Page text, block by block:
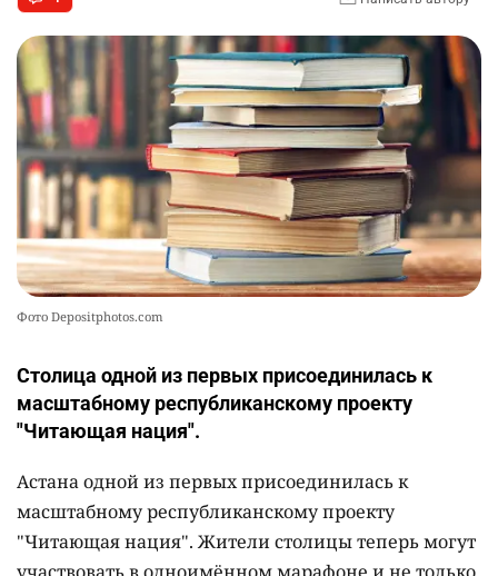
Фото Depositphotos.com
Столица одной из первых присоединилась к
масштабному республиканскому проекту
"Читающая нация".
Астана одной из первых присоединилась к
масштабному республиканскому проекту
"Читающая нация". Жители столицы теперь могут